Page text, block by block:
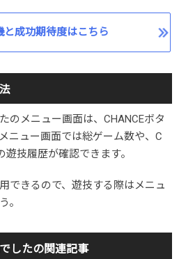
と成功期待度はこちら
のメニュー画面は、CHANCEボタ
ニュー画面では総ゲーム数や、C
技履歴が確認できます。
できるので、遊技する際はメニュ
。
したの関連記事